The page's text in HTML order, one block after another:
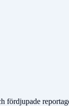
fördjupade